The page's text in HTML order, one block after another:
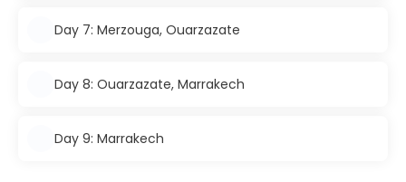
Day 7: Merzouga, Ouarzazate
Day 8: Ouarzazate, Marrakech
Day 9: Marrakech